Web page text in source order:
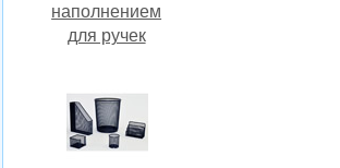
наполнением
для ручек